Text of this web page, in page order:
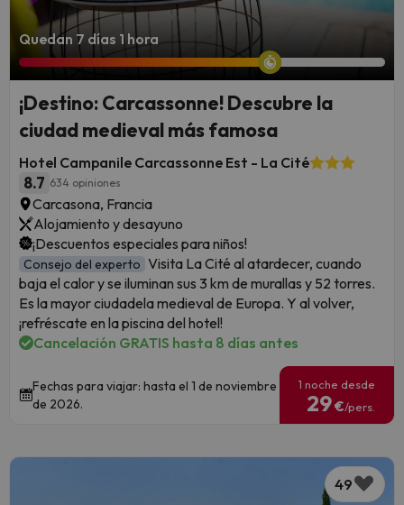
Quedan 7 días 1 hora
¡Destino: Carcassonne! Descubre la
ciudad medieval más famosa
Hotel Campanile Carcassonne Est - La Cité
8.7 634 opiniones
Carcasona, Francia
Alojamiento y desayuno
¡Descuentos especiales para niños!
Consejo del experto Visita La Cité al atardecer, cuando
baja el calor y se iluminan sus 3 km de murallas y 52 torres.
Es la mayor ciudadela medieval de Europa. Y al volver,
¡refréscate en la piscina del hotel!
Cancelación GRATIS hasta 8 días antes
Fechas para viajar: hasta el 1 de noviembre
de 2026.
1 noche desde
29€/pers.
49